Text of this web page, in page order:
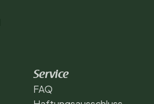
Service
FAQ